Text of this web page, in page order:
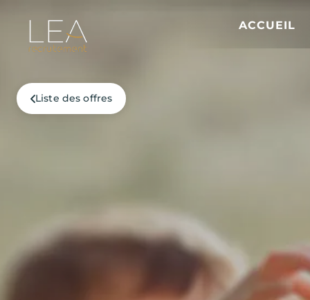
ACCUEIL
Liste des offres